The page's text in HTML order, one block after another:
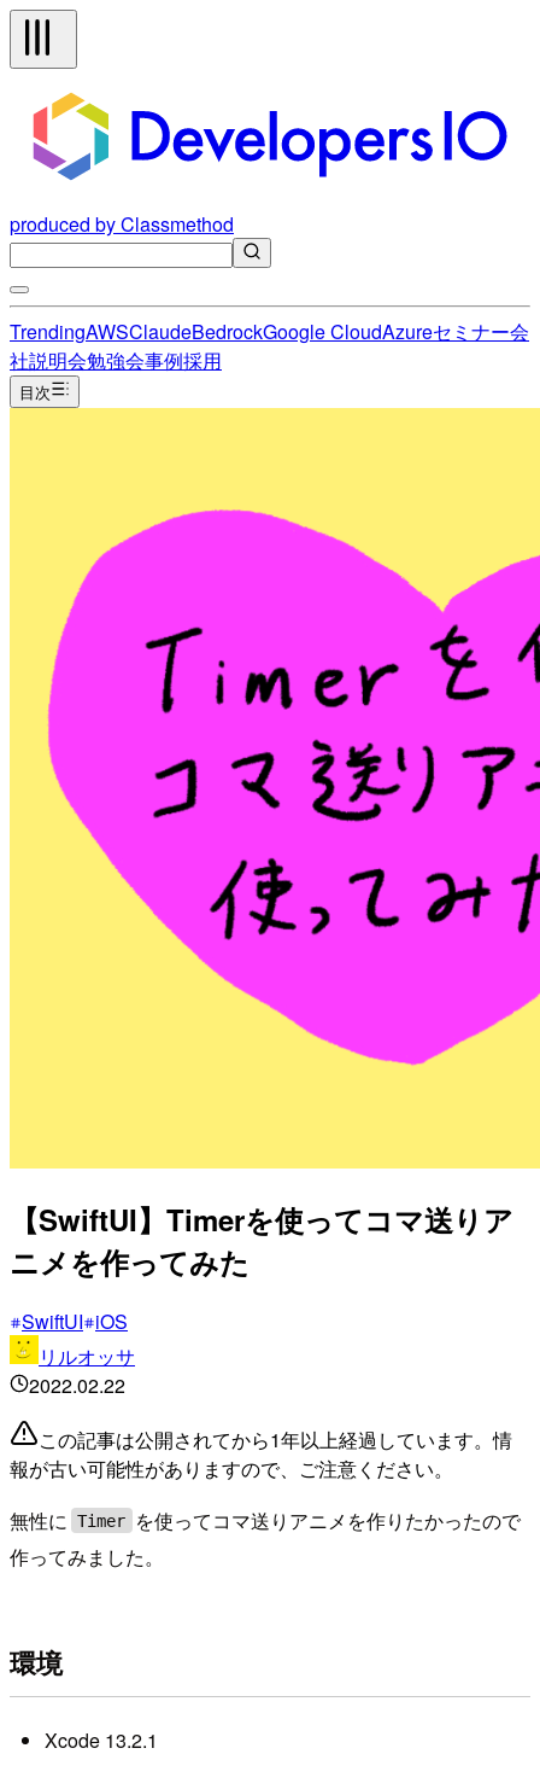
produced by Classmethod
TrendingAWSClaudeBedrockGoogle CloudAzureセミナー会
社説明会勉強会事例採用
目次
【SwiftUI】Timerを使ってコマ送りア
ニメを作ってみた
SwiftUI iOS
リルオッサ
2022.02.22
この記事は公開されてから1年以上経過しています。情
報が古い可能性がありますので、ご注意ください。
無性に
Timer
を使ってコマ送りアニメを作りたかったので
作ってみました。
環境
Xcode 13.2.1